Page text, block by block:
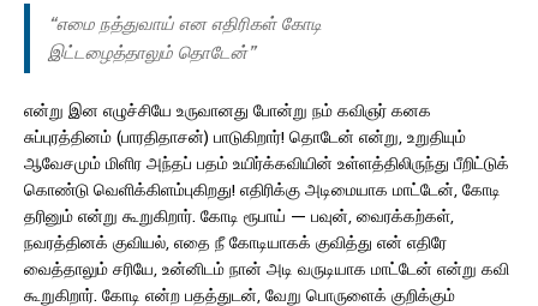
“எமை நத்துவாய் என எதிரிகள் கோடி
இட்டழைத்தாலும் தொடேன்”
என்று இன எழுச்சியே உருவானது போன்று நம் கவிஞர் கனக
சுப்புரத்தினம் (பாரதிதாசன்) பாடுகிறார்! தொடேன் என்று, உறுதியும்
ஆவேசமும் மிளிர அந்தப் பதம் உயிர்க்கவியின் உள்ளத்திலிருந்து பீறிட்டுக்
கொண்டு வெளிக்கிளம்புகிறது! எதிரிக்கு அடிமையாக மாட்டேன், கோடி
தரினும் என்று கூறுகிறார். கோடி ரூபாய் — பவுன், வைரக்கற்கள்,
நவரத்தினக் குவியல், எதை நீ கோடியாகக் குவித்து என் எதிரே
வைத்தாலும் சரியே, உன்னிடம் நான் அடி வருடியாக மாட்டேன் என்று கவி
கூறுகிறார். கோடி என்ற பதத்துடன், வேறு பொருளைக் குறிக்கும்